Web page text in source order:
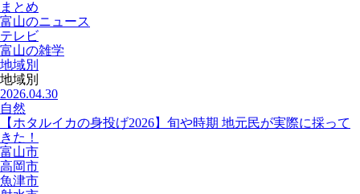
まとめ
富山のニュース
テレビ
富山の雑学
地域別
地域別
2026.04.30
自然
【ホタルイカの身投げ2026】旬や時期 地元民が実際に採って
きた！
富山市
高岡市
魚津市